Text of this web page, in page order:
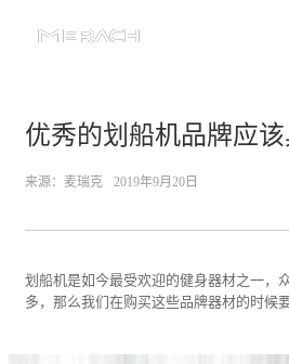
优秀的划船机品牌应该
来源： 麦瑞克 2019年9月20日
划船机是如今最受欢迎的健身器材之一，
多，那么我们在购买这些品牌器材的时候